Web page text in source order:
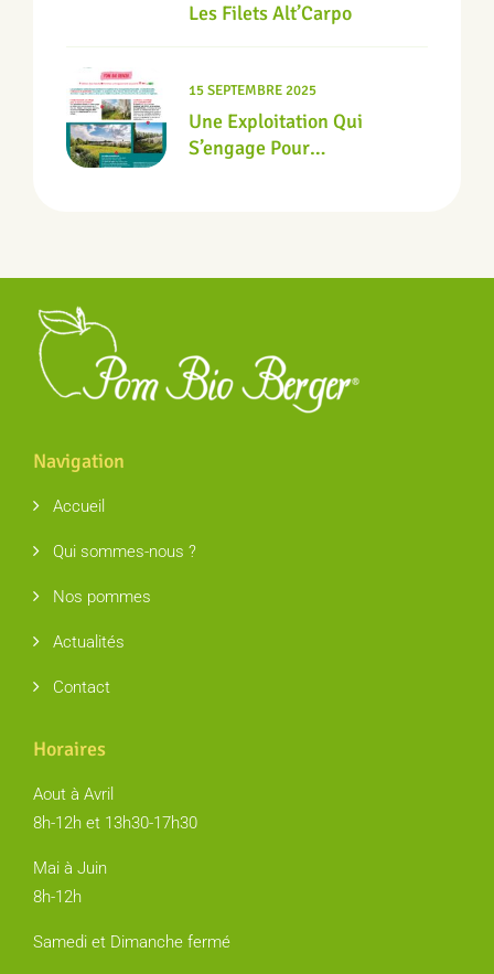
Les Filets Alt’Carpo
Une Exploitation Qui
S’engage Pour
15 SEPTEMBRE 2025
Navigation
Accueil
Qui sommes-nous ?
Nos pommes
Actualités
Contact
Horaires
Aout à Avril
8h-12h et 13h30-17h30
Mai à Juin
8h-12h
Samedi et Dimanche fermé